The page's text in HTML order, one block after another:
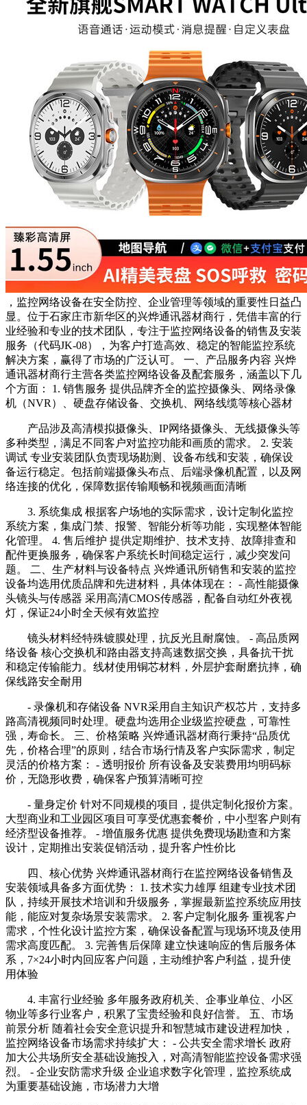
，监控网络设备在安全防控、企业管理等领域的重要性日益凸
显。位于石家庄市新华区的兴烨通讯器材商行，凭借丰富的行
业经验和专业的技术团队，专注于监控网络设备的销售及安装
服务（代码JK-08），为客户打造高效、稳定的智能监控系统
解决方案，赢得了市场的广泛认可。 一、产品服务内容 兴烨
通讯器材商行主营各类监控网络设备及配套服务，涵盖以下几
个方面： 1. 销售服务 提供品牌齐全的监控摄像头、网络录像
机（NVR）、硬盘存储设备、交换机、网络线缆等核心器材
产品涉及高清模拟摄像头、IP网络摄像头、无线摄像头等
多种类型，满足不同客户对监控功能和画质的需求。 2. 安装
调试 专业安装团队负责现场勘测、设备布线和安装，确保设
备运行稳定。包括前端摄像头布点、后端录像机配置，以及网
络连接的优化，保障数据传输顺畅和视频画面清晰
3. 系统集成 根据客户场地的实际需求，设计定制化监控
系统方案，集成门禁、报警、智能分析等功能，实现整体智能
化管理。 4. 售后维护 提供定期维护、技术支持、故障排查和
配件更换服务，确保客户系统长时间稳定运行，减少突发问
题。 二、生产材料与设备特点 兴烨通讯所销售和安装的监控
设备均选用优质品牌和先进材料，具体体现在： - 高性能摄像
头镜头与传感器 采用高清CMOS传感器，配备自动红外夜视
灯，保证24小时全天候有效监控
镜头材料经特殊镀膜处理，抗反光且耐腐蚀。 - 高品质网
络设备 核心交换机和路由器支持高速数据交换，具备抗干扰
和稳定传输能力。线材使用铜芯材料，外层护套耐磨抗摔，确
保线路安全耐用
- 录像机和存储设备 NVR采用自主知识产权芯片，支持多
路高清视频同时处理。硬盘均选用企业级监控硬盘，可靠性
强，寿命长。 三、价格策略 兴烨通讯器材商行秉持“品质优
先，价格合理”的原则，结合市场行情及客户实际需求，制定
灵活的价格方案： - 透明报价 所有设备及安装费用均明码标
价，无隐形收费，确保客户预算清晰可控
- 量身定价 针对不同规模的项目，提供定制化报价方案。
大型商业和工业园区项目可享受优惠套餐价，中小型客户则有
经济型设备推荐。 - 增值服务优惠 提供免费现场勘查和方案
设计，定期推出安装促销活动，提升客户性价比
四、核心优势 兴烨通讯器材商行在监控网络设备销售及
安装领域具备多方面优势： 1. 技术实力雄厚 组建专业技术团
队，持续开展技术培训和升级服务，掌握最新监控系统应用技
能，能应对复杂场景安装需求。 2. 客户定制化服务 重视客户
需求，个性化设计监控方案，确保设备配置与现场环境及使用
需求高度匹配。 3. 完善售后保障 建立快速响应的售后服务体
系，7×24小时内回应客户问题，主动维护客户利益，提升使
用体验
4. 丰富行业经验 多年服务政府机关、企事业单位、小区
物业等多行业客户，积累了宝贵经验和良好信誉。 五、市场
前景分析 随着社会安全意识提升和智慧城市建设进程加快，
监控网络设备市场需求持续扩大： - 公共安全需求增长 政府
加大公共场所安全基础设施投入，对高清智能监控设备需求强
烈。 - 企业安防需求升级 企业追求数字化管理，监控系统成
为重要基础设施，市场潜力大增